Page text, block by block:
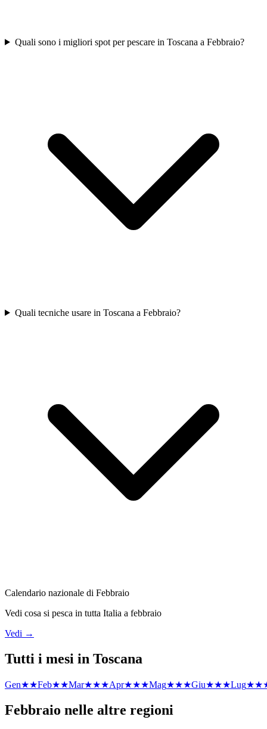
Quali sono i migliori spot per pescare in Toscana a Febbraio?
Quali tecniche usare in Toscana a Febbraio?
Calendario nazionale di Febbraio
Vedi cosa si pesca in tutta Italia a febbraio
Vedi →
Tutti i mesi in Toscana
Gen★★Feb★★Mar★★★Apr★★★Mag★★★Giu★★★Lug
Febbraio nelle altre regioni